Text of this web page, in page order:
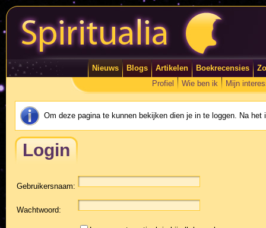
Nieuws Blogs Artikelen Boekrecensies
Profiel
Wie ben ik Mijn
Om deze pagina te kunnen bekijken dien je in te loggen. Na
Login
Gebruikersnaam:
Wachtwoord: